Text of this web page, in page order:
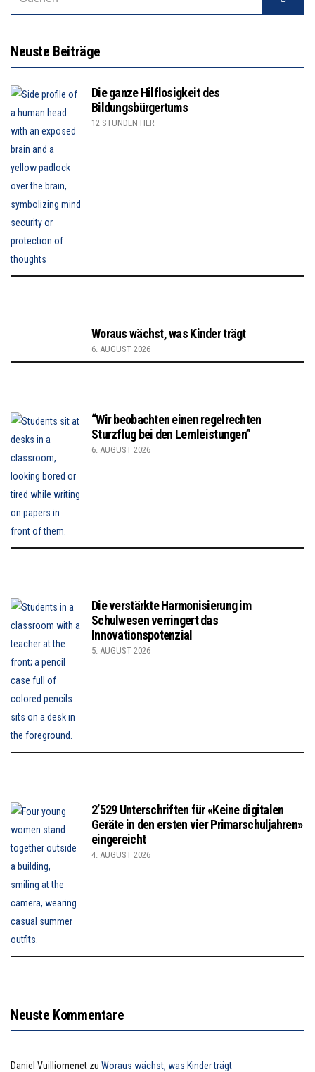
Neuste Beiträge
Die ganze Hilflosigkeit des
Bildungsbürgertums
12 STUNDEN HER
Woraus wächst, was Kinder trägt
6. AUGUST 2026
“Wir beobachten einen regelrechten
Sturzflug bei den Lernleistungen”
6. AUGUST 2026
Die verstärkte Harmonisierung im
Schulwesen verringert das
Innovationspotenzial
5. AUGUST 2026
2’529 Unterschriften für «Keine digitalen
Geräte in den ersten vier Primarschuljahren»
eingereicht
4. AUGUST 2026
Neuste Kommentare
Daniel Vuilliomenet zu Woraus wächst, was Kinder trägt